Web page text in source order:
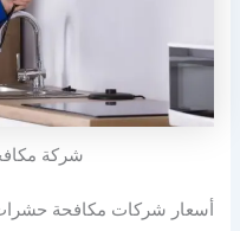
شركة
أسعار شركات مكافحة